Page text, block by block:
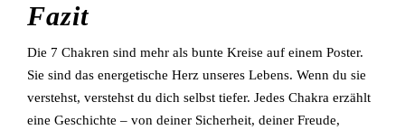
Fazit
Die 7 Chakren sind mehr als bunte Kreise auf einem Poster.
Sie sind das energetische Herz unseres Lebens. Wenn du sie
verstehst, verstehst du dich selbst tiefer. Jedes Chakra erzählt
eine Geschichte – von deiner Sicherheit, deiner Freude,